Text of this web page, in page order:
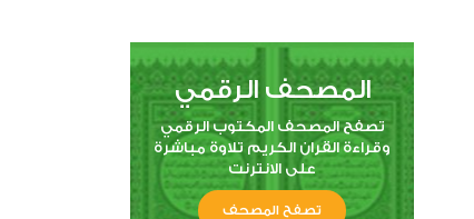
المصحف الرقمي
تصفح المصحف المكتوب الرقمي
وقراءة القران الكريم تلاوة مباشرة
على الانترنت
تصفح المصحف